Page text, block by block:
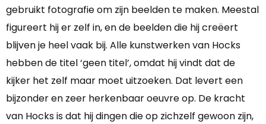
gebruikt fotografie om zijn beelden te maken. Meestal
figureert hij er zelf in, en de beelden die hij creëert
blijven je heel vaak bij. Alle kunstwerken van Hocks
hebben de titel ‘geen titel’, omdat hij vindt dat de
kijker het zelf maar moet uitzoeken. Dat levert een
bijzonder en zeer herkenbaar oeuvre op. De kracht
van Hocks is dat hij dingen die op zichzelf gewoon zijn,